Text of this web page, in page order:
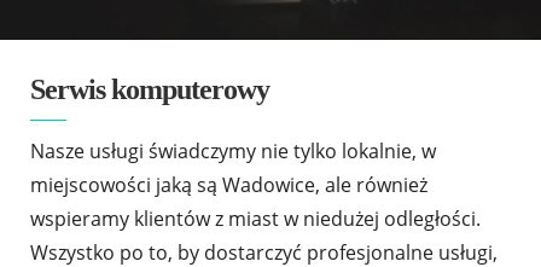
Serwis komputerowy
Nasze usługi świadczymy nie tylko lokalnie, w
miejscowości jaką są Wadowice, ale również
wspieramy klientów z miast w niedużej odległości.
Wszystko po to, by dostarczyć profesjonalne usługi,